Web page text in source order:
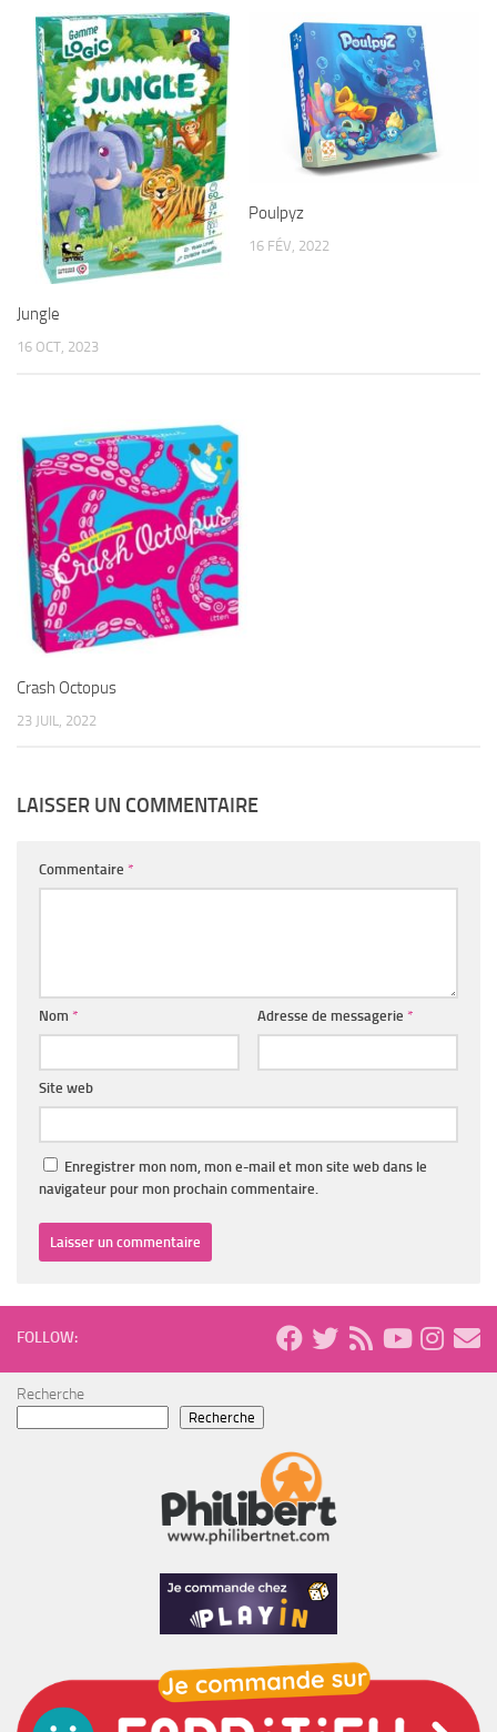
Jungle
16 OCT, 2023
Poulpyz
16 FÉV, 2022
Crash Octopus
23 JUIL, 2022
LAISSER UN COMMENTAIRE
Commentaire *
Nom * Adresse de messagerie *
Site web
Enregistrer mon nom, mon e-mail et mon site web dans le
navigateur pour mon prochain commentaire.
FOLLOW:
Recherche
Recherche